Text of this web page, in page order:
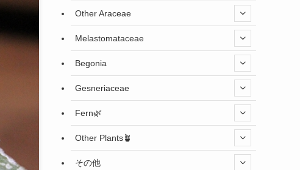
Other Araceae
Melastomataceae
Begonia
Gesneriaceae
Fern🌿
Other Plants🪴
その他